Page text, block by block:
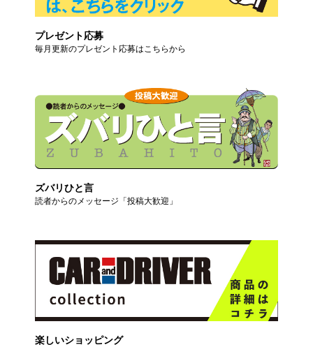
プレゼント応募
毎月更新のプレゼント応募はこちらから
ズバリひと言
読者からのメッセージ「投稿大歓迎」
楽しいショッピング